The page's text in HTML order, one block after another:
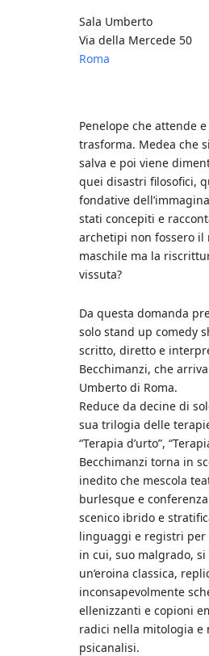
Sala Umberto
Via della Mercede 50
Roma
Penelope che attende
trasforma. Medea che
salva e poi viene
quei disastri filosofici,
fondative
stati concepiti e
archetipi non fossero
maschile ma la
vissuta?
Da questa domanda
solo stand up comedy
scritto, diretto e
Becchimanzi, che
Umberto di Roma.
Reduce da decine di
sua trilogia delle
“Terapia d’urto”,
Becchimanzi torna in
inedito che mescola
burlesque e
scenico ibrido e
linguaggi e registri
in cui, suo malgrado,
un’eroina classica,
inconsapevolmente
ellenizzanti e copioni
radici nella mitologia e
psicanalisi.